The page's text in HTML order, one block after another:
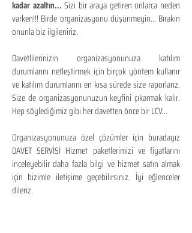
kadar azaltın...Sizi bir araya getiren onlarca neden
varken!!! Birde organizasyonu düşünmeyin... Bırakın
onunla biz ilgileniriz.
Davetlilerinizin organizasyonunuza katılım
durumlarını netleştirmek için birçok yöntem kullanır
ve katılım durumlarını en kısa sürede size raporlarız.
Size de organizasyonunuzun keyfini çıkarmak kalır.
Hep söylediğimiz gibi her davetten önce bir LCV...
Organizasyonunuza özel çözümler için buradayız
DAVET SERVİSİ Hizmet paketlerimizi ve fiyatlarını
inceleyebilir daha fazla bilgi ve hizmet satın almak
için bizimle iletişime geçebilirsiniz. İyi eğlenceler
dileriz.